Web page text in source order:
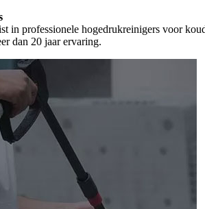
in professionele hogedrukreinigers voor
dan 20 jaar ervaring.